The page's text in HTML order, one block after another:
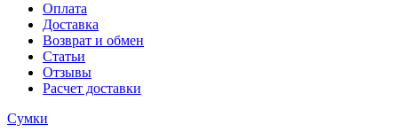
Оплата
Доставка
Возврат и обмен
Статьи
Отзывы
Расчет доставки
Сумки